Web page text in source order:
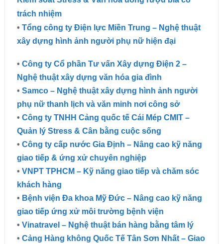
trách nhiệm
• Tổng công ty Điện lực Miền Trung – Nghệ thuật
xây dựng hình ảnh người phụ nữ hiện đại
• Công ty Cổ phần Tư vấn Xây dựng Điện 2 –
Nghệ thuật xây dựng văn hóa gia đình
• Samco – Nghệ thuật xây dựng hình ảnh người
phụ nữ thanh lịch và văn minh nơi công sở
• Công ty TNHH Cảng quốc tế Cái Mép CMIT –
Quản lý Stress & Cân bằng cuộc sống
• Công ty cấp nước Gia Định – Nâng cao kỹ năng
giao tiếp & ứng xử chuyên nghiệp
• VNPT TPHCM – Kỹ năng giao tiếp và chăm sóc
khách hàng
• Bệnh viện Đa khoa Mỹ Đức – Nâng cao kỹ năng
giao tiếp ứng xử môi trường bệnh viện
• Vinatravel – Nghệ thuật bán hàng bằng tâm lý
• Cảng Hàng không Quốc Tế Tân Sơn Nhất – Giao